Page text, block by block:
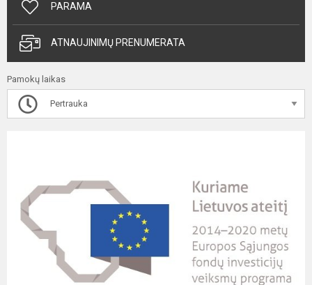
PARAMA
ATNAUJINIMŲ PRENUMERATA
Pamokų laikas
Pertrauka